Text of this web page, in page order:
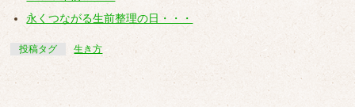
永くつながる生前整理の日・・・
投稿タグ 生き方